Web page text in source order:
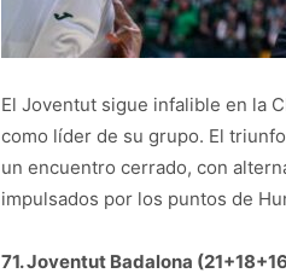
El Joventut sigue infalible en la
como líder de su grupo. El
un encuentro cerrado, con
impulsados por los puntos de
71. Joventut Badalona